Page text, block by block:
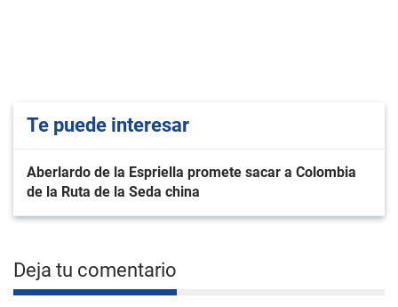
Te puede interesar
Aberlardo de la Espriella promete sacar a Colombia
de la Ruta de la Seda china
Deja tu comentario